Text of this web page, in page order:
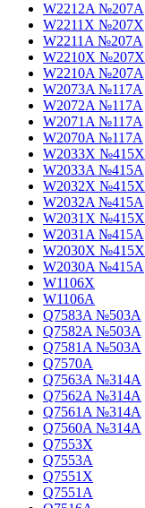
W2212A №207A
W2211X №207X
W2211A №207A
W2210X №207X
W2210A №207A
W2073A №117A
W2072A №117A
W2071A №117A
W2070A №117A
W2033X №415X
W2033A №415A
W2032X №415X
W2032A №415A
W2031X №415X
W2031A №415A
W2030X №415X
W2030A №415A
W1106X
W1106A
Q7583A №503A
Q7582A №503A
Q7581A №503A
Q7570A
Q7563A №314A
Q7562A №314A
Q7561A №314A
Q7560A №314A
Q7553X
Q7553A
Q7551X
Q7551A